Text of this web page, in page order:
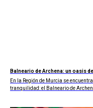
Balneario de Archena: un oasis
En la Región de Murcia se
tranquilidad: el Balneario de